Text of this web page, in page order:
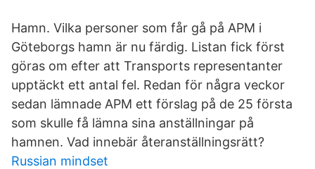
Hamn. Vilka personer som får gå på APM i
Göteborgs hamn är nu färdig. Listan fick först
göras om efter att Transports representanter
upptäckt ett antal fel. Redan för några veckor
sedan lämnade APM ett förslag på de 25 första
som skulle få lämna sina anställningar på
hamnen. Vad innebär återanställningsrätt?
Russian mindset